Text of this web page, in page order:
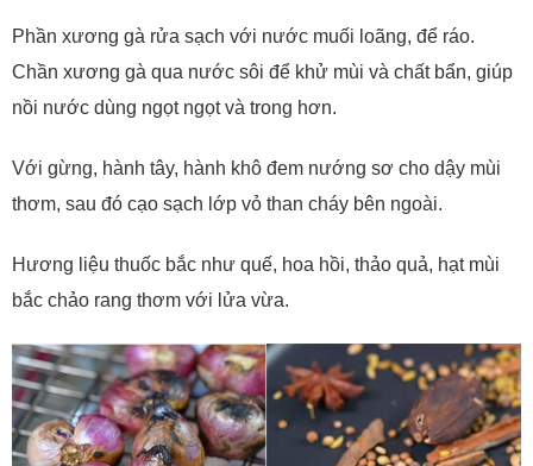
Phần xương gà rửa sạch với nước muối loãng, để ráo.
Chần xương gà qua nước sôi để khử mùi và chất bẩn, giúp
nồi nước dùng ngọt ngọt và trong hơn.
Với gừng, hành tây, hành khô đem nướng sơ cho dậy mùi
thơm, sau đó cạo sạch lớp vỏ than cháy bên ngoài.
Hương liệu thuốc bắc như quế, hoa hồi, thảo quả, hạt mùi
bắc chảo rang thơm với lửa vừa.